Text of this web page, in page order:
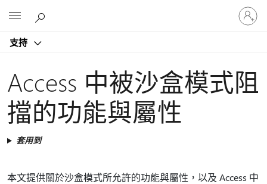
支持
登
入
您
戶
Access 中被沙盒模式阻
擋的功能與屬性
套用到
本文提供關於沙盒模式所允許的功能與屬性，以及 Access 中